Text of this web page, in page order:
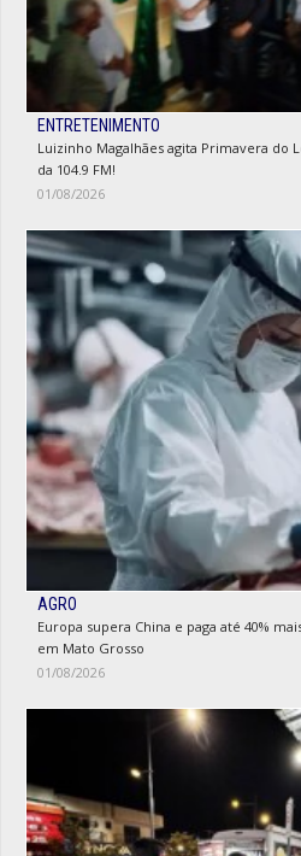
ENTRETENIMENTO
Luizinho Magalhães agita Primavera do
da 104.9 FM!
01/08/2026
AGRO
Europa supera China e paga até 40%
em Mato Grosso
01/08/2026